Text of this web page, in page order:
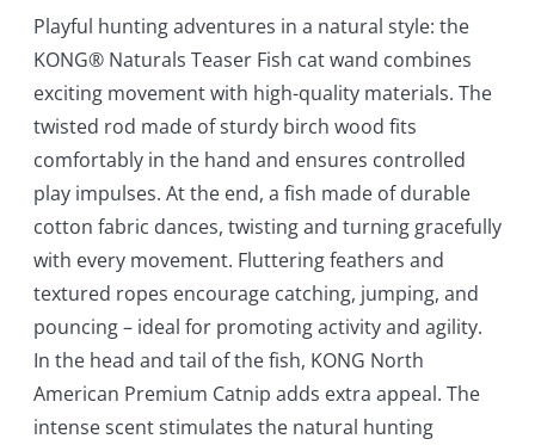
Playful hunting adventures in a natural style: the
KONG® Naturals Teaser Fish cat wand combines
exciting movement with high-quality materials. The
twisted rod made of sturdy birch wood fits
comfortably in the hand and ensures controlled
play impulses. At the end, a fish made of durable
cotton fabric dances, twisting and turning gracefully
with every movement. Fluttering feathers and
textured ropes encourage catching, jumping, and
pouncing – ideal for promoting activity and agility.
In the head and tail of the fish, KONG North
American Premium Catnip adds extra appeal. The
intense scent stimulates the natural hunting